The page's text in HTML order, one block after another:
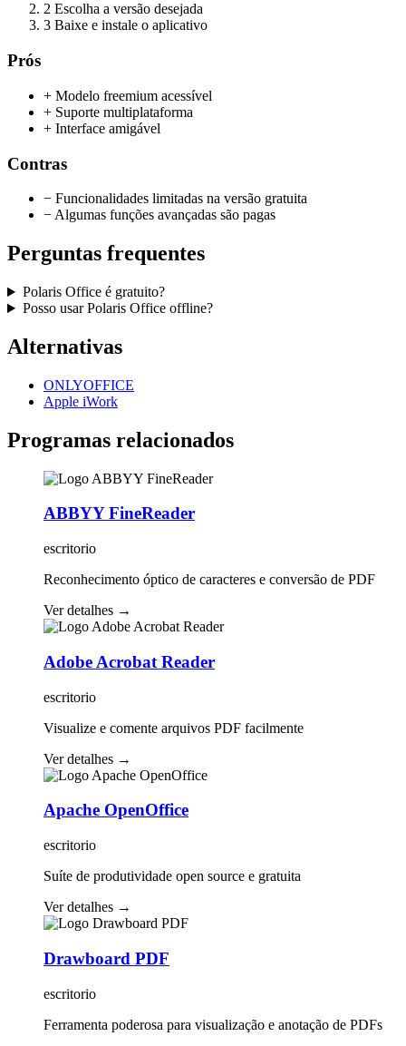
2 Escolha a versão desejada
3 Baixe e instale o aplicativo
Prós
+ Modelo freemium acessível
+ Suporte multiplataforma
+ Interface amigável
Contras
− Funcionalidades limitadas na versão gratuita
− Algumas funções avançadas são pagas
Perguntas frequentes
Polaris Office é gratuito?
Posso usar Polaris Office offline?
Alternativas
ONLYOFFICE
Apple iWork
Programas relacionados
ABBYY FineReader
escritorio
Reconhecimento óptico de caracteres e conversão de PDF
Ver detalhes →
Adobe Acrobat Reader
escritorio
Visualize e comente arquivos PDF facilmente
Ver detalhes →
Apache OpenOffice
escritorio
Suíte de produtividade open source e gratuita
Ver detalhes →
Drawboard PDF
escritorio
Ferramenta poderosa para visualização e anotação de PDFs